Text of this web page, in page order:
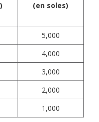
(en soles)
5,000
4,000
3,000
2,000
1,000